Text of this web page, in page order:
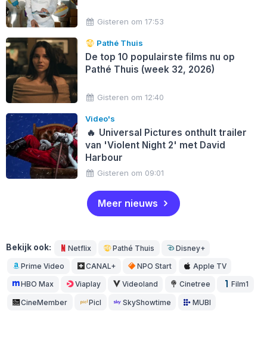
Gisteren om 17:53
Pathé Thuis
De top 10 populairste films nu op
Pathé Thuis (week 32, 2026)
Gisteren om 12:40
Video's
🔥 Universal Pictures onthult trailer
van 'Violent Night 2' met David
Harbour
Gisteren om 09:01
Meer nieuws
Bekijk ook: Netflix Pathé Thuis Disney+
Prime Video CANAL+ NPO Start Apple TV
HBO Max Viaplay Videoland Cinetree Film1
CineMember Picl SkyShowtime MUBI